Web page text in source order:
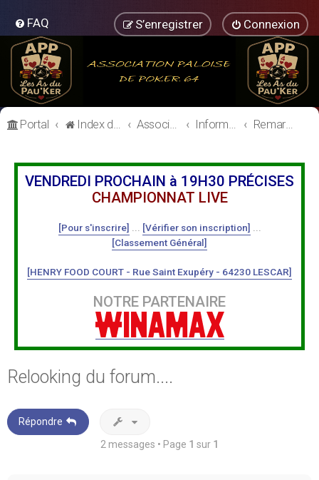
FAQ Connexion
S’enregistrer
Portal Index du forum Association Paloise de Poker Informations Générales Remarques / Améliorations
VENDREDI PROCHAIN à 19H30 PRÉCISES
CHAMPIONNAT LIVE
[Pour s'inscrire] [Vérifier son inscription]
[Classement Général]
[HENRY FOOD COURT - Rue Saint Exupéry - 64230 LESCAR]
NOTRE PARTENAIRE
Relooking du forum....
Répondre
2 messages • Page 1 sur 1